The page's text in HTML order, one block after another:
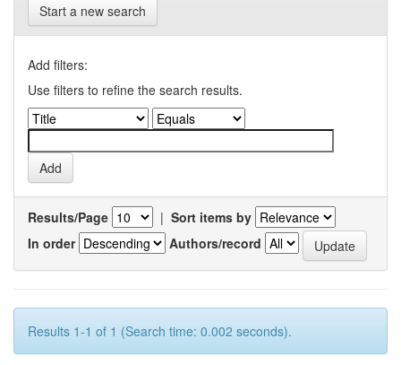
Start a new search
Add filters:
Use filters to refine the search results.
Results/Page | Sort items by
In order
Authors/record
Results 1-1 of 1 (Search time: 0.002 seconds).